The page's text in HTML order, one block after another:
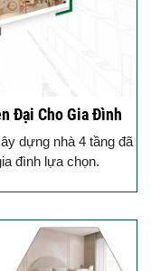
Đại Cho Gia Đình
dựng nhà 4 tầng đã
đình lựa chọn.